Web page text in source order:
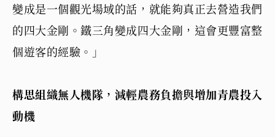
變成是一個觀光場域的話，就能夠真正去營造我們
的四大金剛。鐵三角變成四大金剛，這會更豐富整
個遊客的經驗。」
構思組織無人機隊，減輕農務負擔與增加青農投入
動機